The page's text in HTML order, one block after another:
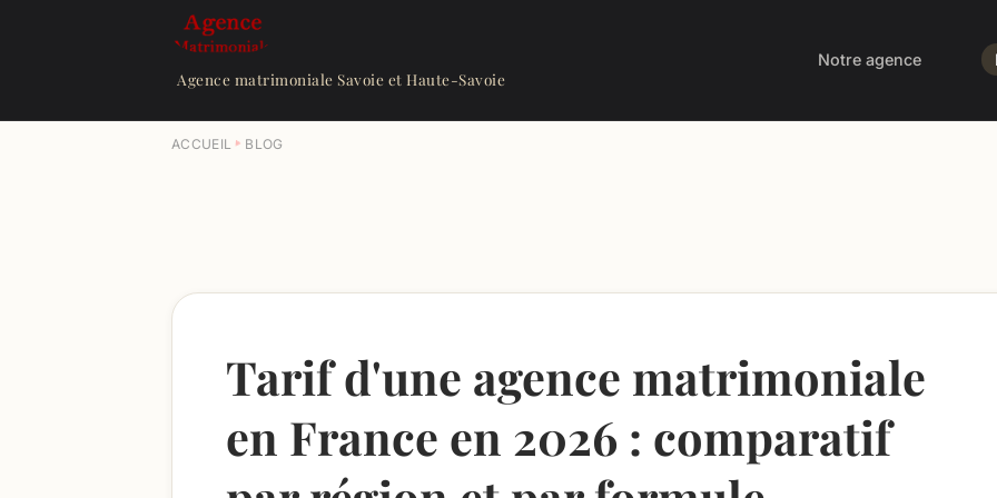
Agence matrimoniale Savoie et Haute-Savoie
Notre agence
ACCUEIL BLOG
Tarif d'une agence matrimoniale
en France en 2026 : comparatif